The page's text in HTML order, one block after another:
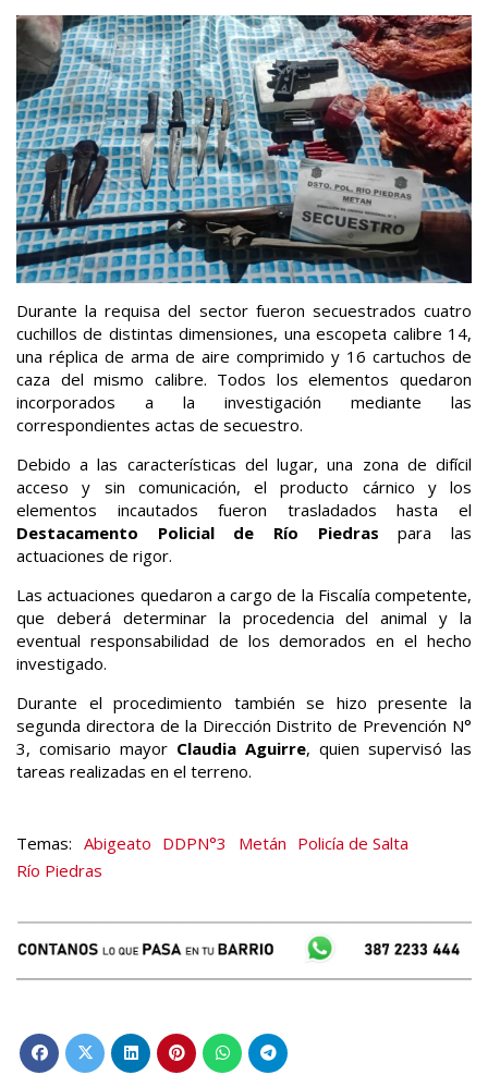
Durante la requisa del sector fueron secuestrados cuatro
cuchillos de distintas dimensiones, una escopeta calibre 14,
una réplica de arma de aire comprimido y 16 cartuchos de
caza del mismo calibre. Todos los elementos quedaron
incorporados a la investigación mediante las
correspondientes actas de secuestro.
Debido a las características del lugar, una zona de difícil
acceso y sin comunicación, el producto cárnico y los
elementos incautados fueron trasladados hasta el
Destacamento Policial de Río Piedras para las
actuaciones de rigor.
Las actuaciones quedaron a cargo de la Fiscalía competente,
que deberá determinar la procedencia del animal y la
eventual responsabilidad de los demorados en el hecho
investigado.
Durante el procedimiento también se hizo presente la
segunda directora de la Dirección Distrito de Prevención N°
3, comisario mayor Claudia Aguirre, quien supervisó las
tareas realizadas en el terreno.
Abigeato DDPN°3 Metán Policía de Salta
Río Piedras